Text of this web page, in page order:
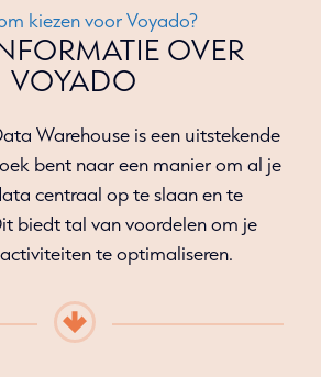
kiezen voor Voyado?
OVER
VOYADO
Warehouse is een uitstekende
bent naar een manier om al je
centraal op te slaan en te
biedt tal van voordelen om je
te optimaliseren.